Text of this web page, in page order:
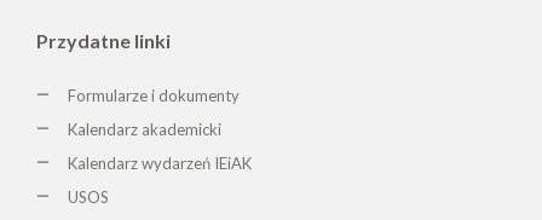
Przydatne linki
Formularze i dokumenty
Kalendarz akademicki
Kalendarz wydarzeń IEiAK
USOS